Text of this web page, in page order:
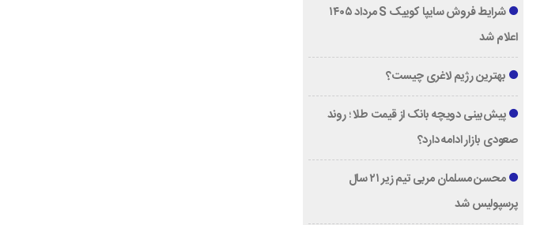
شرایط فروش سایپا کوییک S مرداد ۱۴۰۵
اعلام شد
بهترین رژیم لاغری چیست؟
پیش‌بینی دویچه‌ بانک از قیمت طلا ؛ روند
صعودی بازار ادامه دارد؟
محسن مسلمان مربی تیم زیر ۲۱ سال
پرسپولیس شد